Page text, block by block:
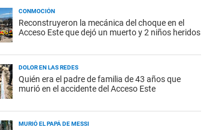
CONMOCIÓN
Reconstruyeron la mecánica del choque en el
Acceso Este que dejó un muerto y 2 niños heridos
DOLOR EN LAS REDES
Quién era el padre de familia de 43 años que
murió en el accidente del Acceso Este
MURIÓ EL PAPÁ DE MESSI